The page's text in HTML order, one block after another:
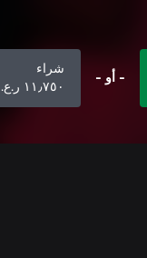
- أو -
شراء
١١٫٧٥٠ ر.ع.‏